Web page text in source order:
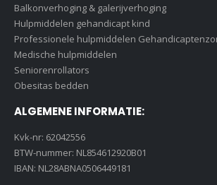
Balkonverhoging & galerijverhoging
Hulpmiddelen gehandicapt kind
Professionele hulpmiddelen
Medische hulpmiddelen
Seniorenrollators
Obesitas bedden
ALGEMENE INFORMATIE:
Kvk-nr: 62042556
BTW-nummer: NL854612920B01
IBAN: NL28ABNA0506449181